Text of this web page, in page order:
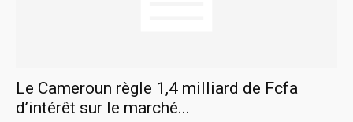
Le Cameroun règle 1,4 milliard de Fcfa
d’intérêt sur le marché...